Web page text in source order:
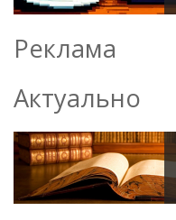
Реклама
Актуально